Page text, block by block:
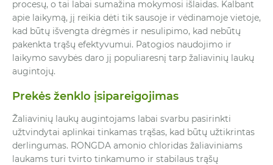
procesų, o tai labai sumažina mokymosi išlaidas. Kalbant
apie laikymą, jį reikia dėti tik sausoje ir vėdinamoje vietoje,
kad būtų išvengta drėgmės ir nesulipimo, kad nebūtų
pakenkta trąšų efektyvumui. Patogios naudojimo ir
laikymo savybės daro jį populiaresnį tarp žaliavinių laukų
augintojų.
Prekės ženklo įsipareigojimas
Žaliavinių laukų augintojams labai svarbu pasirinkti
užtvindytai aplinkai tinkamas trąšas, kad būtų užtikrintas
derlingumas. RONGDA amonio chloridas žaliaviniams
laukams turi tvirto tinkamumo ir stabilaus trąšų